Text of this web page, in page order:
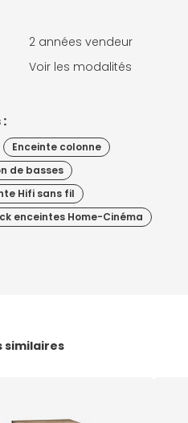
2 années vendeur
Voir les modalités
Enceinte colonne
de basses
Hifi sans fil
enceintes Home-Cinéma
similaires